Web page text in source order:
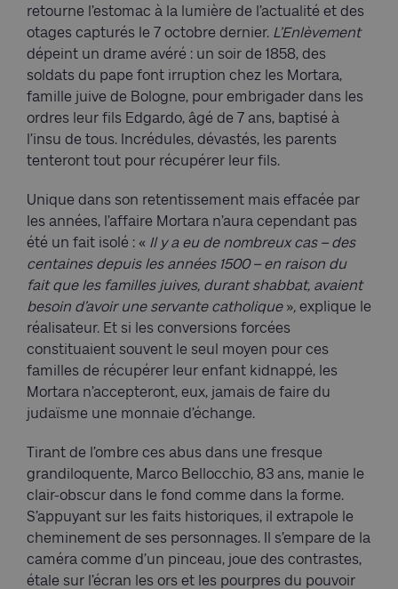
retourne l’estomac à la lumière de l’actualité et des
otages capturés le 7 octobre dernier. L’Enlèvement
dépeint un drame avéré : un soir de 1858, des
soldats du pape font irruption chez les Mortara,
famille juive de Bologne, pour embrigader dans les
ordres leur fils Edgardo, âgé de 7 ans, baptisé à
l’insu de tous. Incrédules, dévastés, les parents
tenteront tout pour récupérer leur fils.
Unique dans son retentissement mais effacée par
les années, l’affaire Mortara n’aura cependant pas
été un fait isolé : « Il y a eu de nombreux cas – des
centaines depuis les années 1500 – en raison du
fait que les familles juives, durant shabbat, avaient
besoin d’avoir une servante catholique», explique le
réalisateur. Et si les conversions forcées
constituaient souvent le seul moyen pour ces
familles de récupérer leur enfant kidnappé, les
Mortara n’accepteront, eux, jamais de faire du
judaïsme une monnaie d’échange.
Tirant de l’ombre ces abus dans une fresque
grandiloquente, Marco Bellocchio, 83 ans, manie le
clair-obscur dans le fond comme dans la forme.
S’appuyant sur les faits historiques, il extrapole le
cheminement de ses personnages. Il s’empare de la
caméra comme d’un pinceau, joue des contrastes,
étale sur l’écran les ors et les pourpres du pouvoir